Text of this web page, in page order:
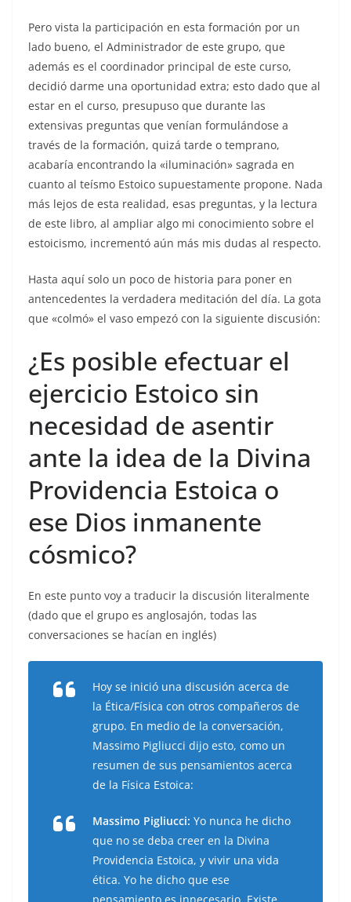
Pero vista la participación en esta formación por un
lado bueno, el Administrador de este grupo, que
además es el coordinador principal de este curso,
decidió darme una oportunidad extra; esto dado que al
estar en el curso, presupuso que durante las
extensivas preguntas que venían formulándose a
través de la formación, quizá tarde o temprano,
acabaría encontrando la «iluminación» sagrada en
cuanto al teísmo Estoico supuestamente propone. Nada
más lejos de esta realidad, esas preguntas, y la lectura
de este libro, al ampliar algo mi conocimiento sobre el
estoicismo, incrementó aún más mis dudas al respecto.
Hasta aquí solo un poco de historia para poner en
antencedentes la verdadera meditación del día. La gota
que «colmó» el vaso empezó con la siguiente discusión:
¿Es posible efectuar el
ejercicio Estoico sin
necesidad de asentir
ante la idea de la Divina
Providencia Estoica o
ese Dios inmanente
cósmico?
En este punto voy a traducir la discusión literalmente
(dado que el grupo es anglosajón, todas las
conversaciones se hacían en inglés)
Hoy se inició una discusión acerca de
la Ética/Física con otros compañeros de
grupo. En medio de la conversación,
Massimo Pigliucci dijo esto, como un
resumen de sus pensamientos acerca
de la Física Estoica:
Massimo Pigliucci: Yo nunca he dicho
que no se deba creer en la Divina
Providencia Estoica, y vivir una vida
ética. Yo he dicho que ese